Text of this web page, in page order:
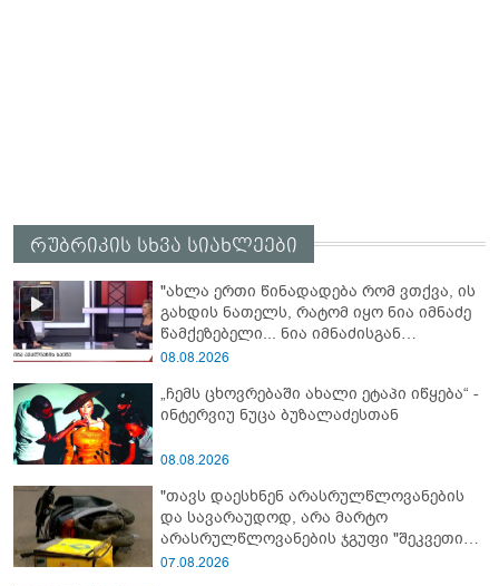
რუბრიკის სხვა სიახლეები
"ახლა ერთი წინადადება რომ ვთქვა, ის
გახდის ნათელს, რატომ იყო ნია იმნაძე
წამქეზებელი... ნია იმნაძისგან
გამოსული ინფორმაციაა ეს" - რას
08.08.2026
„ჩემს ცხოვრებაში ახალი ეტაპი იწყება“ -
ინტერვიუ ნუცა ბუზალაძესთან
08.08.2026
"თავს დაესხნენ არასრულწლოვანების
და სავარაუდოდ, არა მარტო
არასრულწლოვანების ჯგუფი "შეკვეთის
მიტანისას, "გლოვოს" კურიერია
07.08.2026